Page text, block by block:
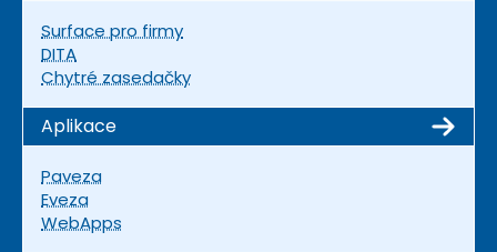
Surface pro firmy
DITA
Chytré zasedačky
Aplikace
Paveza
Eveza
WebApps